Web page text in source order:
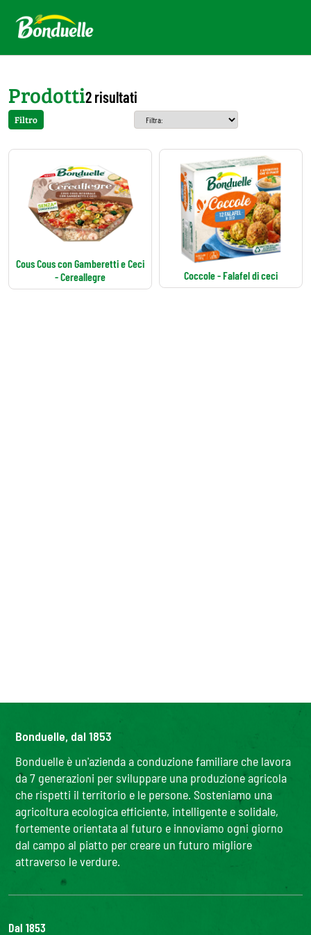
Prodotti2 risultati
Filtro
Cous Cous con Gamberetti e Ceci
- Cereallegre
Coccole - Falafel di ceci
Bonduelle, dal 1853
Bonduelle è un'azienda a conduzione familiare che lavora
da 7 generazioni per sviluppare una produzione agricola
che rispetti il territorio e le persone. Sosteniamo una
agricoltura ecologica efficiente, intelligente e solidale,
fortemente orientata al futuro e innoviamo ogni giorno
dal campo al piatto per creare un futuro migliore
attraverso le verdure.
Dal 1853